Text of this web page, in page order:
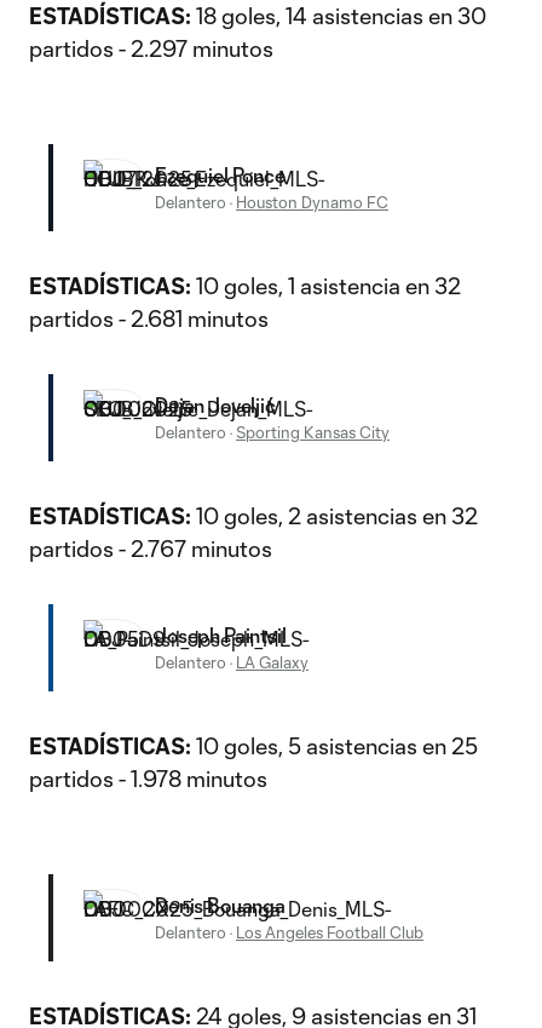
ESTADÍSTICAS: 18 goles, 14 asistencias en 30
partidos - 2.297 minutos
Ezequiel Ponce
Delantero · Houston Dynamo FC
ESTADÍSTICAS: 10 goles, 1 asistencia en 32
partidos - 2.681 minutos
Dejan Joveljić
Delantero · Sporting Kansas City
ESTADÍSTICAS: 10 goles, 2 asistencias en 32
partidos - 2.767 minutos
Joseph Paintsil
Delantero · LA Galaxy
ESTADÍSTICAS: 10 goles, 5 asistencias en 25
partidos - 1.978 minutos
Denis Bouanga
Delantero · Los Angeles Football Club
ESTADÍSTICAS: 24 goles, 9 asistencias en 31